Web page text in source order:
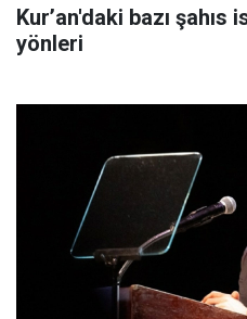
Kur’an'daki bazı
yönleri